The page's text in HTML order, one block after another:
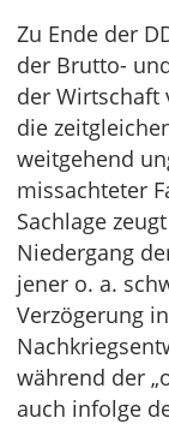
Zu Ende der
der Brutto-
der Wirtschaft
die
weitgehend
missachteter
Sachlage
Niedergang
jener o. a.
Verzögerung
während der
auch infolge